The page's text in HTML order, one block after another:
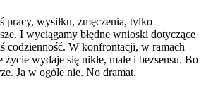
pracy, wysiłku, zmęczenia, tylko
I wyciągamy błędne wnioski dotyczące
codzienność. W konfrontacji, w ramach
życie wydaje się nikłe, małe i bezsensu. Bo
Ja w ogóle nie. No dramat.